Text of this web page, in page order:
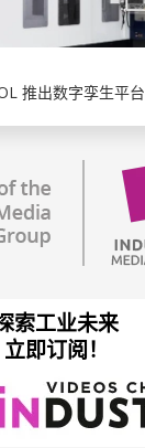
推出数字孪生平台
索工业未来
立即订阅！